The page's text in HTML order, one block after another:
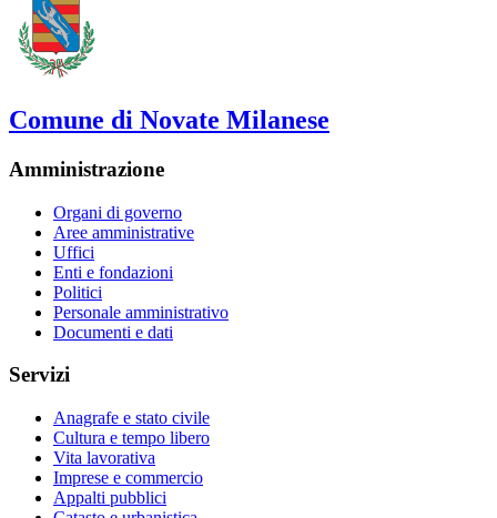
Comune di Novate Milanese
Amministrazione
Organi di governo
Aree amministrative
Uffici
Enti e fondazioni
Politici
Personale amministrativo
Documenti e dati
Servizi
Anagrafe e stato civile
Cultura e tempo libero
Vita lavorativa
Imprese e commercio
Appalti pubblici